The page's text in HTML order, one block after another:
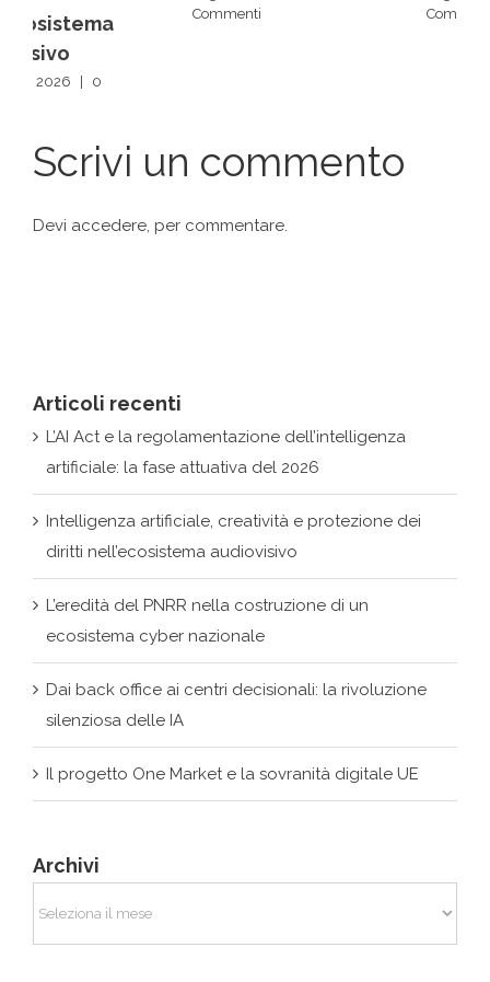
Commenti
Scrivi un commento
Devi accedere, per commentare.
artificiale: la fase attuativa del 2026
Intelligenza artificiale, creatività e protezione dei
diritti nell’ecosistema audiovisivo
L’eredità del PNRR nella costruzione di un
ecosistema cyber nazionale
Dai back office ai centri decisionali: la rivoluzione
silenziosa delle IA
Il progetto One Market e la sovranità digitale UE
Archivi
Commenti recenti